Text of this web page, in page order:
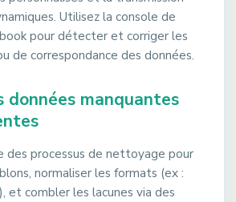
Utilisez la console de
pour détecter et corriger les
de correspondance des données.
données manquantes
des processus de nettoyage pour
normaliser les formats (ex :
et combler les lacunes via des